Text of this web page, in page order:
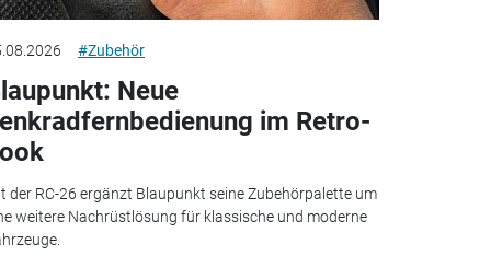
#Zubehör
Neue
im Retro-
der RC-26 ergänzt Blaupunkt seine Zubehörpalette um
weitere Nachrüstlösung für klassische und moderne